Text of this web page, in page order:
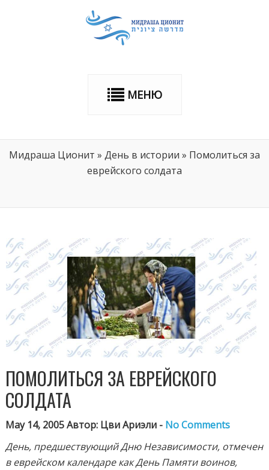
МЕНЮ
Мидраша Ционит » День в истории » Помолиться за
еврейского солдата
ПОМОЛИТЬСЯ ЗА ЕВРЕЙСКОГО
СОЛДАТА
May 14, 2005 Автор: Цви Ариэли - No Comments
День, предшествующий Дню Независимости, отмечен
в еврейском календаре как День Памяти воинов,